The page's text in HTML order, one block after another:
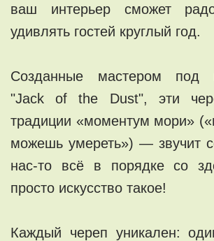
ваш интерьер сможет
удивлять гостей круглый год.
Созданные мастером под
"Jack of the Dust", эти
традиции «моментум мори»
можешь умереть») — звучит
нас-то всё в порядке со
просто искусство такое!
Каждый череп уникален: